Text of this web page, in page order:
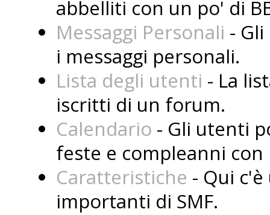
abbelliti con un po' di
Messaggi Personali -
i messaggi personali.
Lista degli utenti - La
iscritti di un forum.
Calendario - Gli utenti
feste e compleanni con
Caratteristiche - Qui
importanti di SMF.